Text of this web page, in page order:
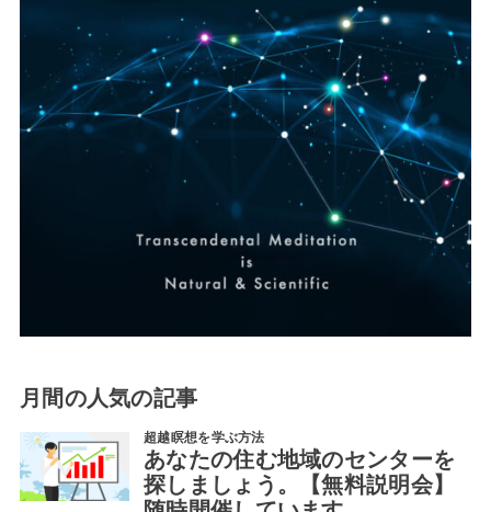
月間の人気の記事